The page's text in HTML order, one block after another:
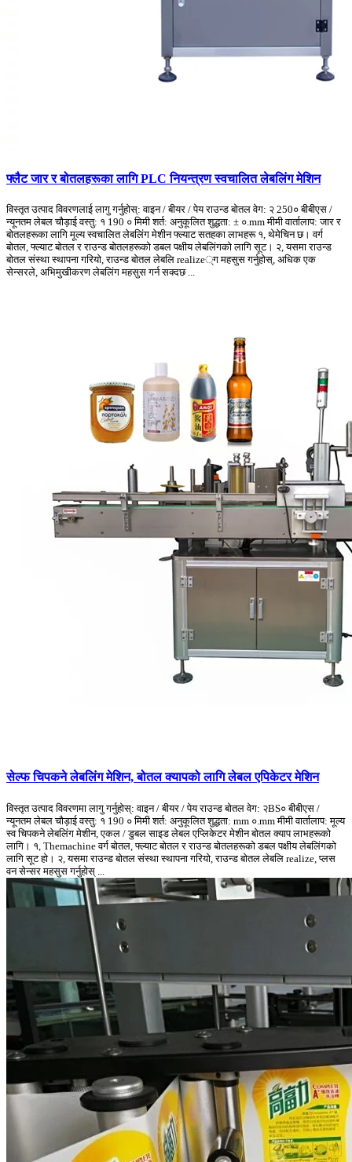
फ्लैट जार र बोतलहरूका लागि PLC नियन्त्रण स्वचालित लेबलिंग मेशिन
विस्तृत उत्पाद विवरणलाई लागु गर्नुहोस्: वाइन / बीयर / पेय राउन्ड बोतल वेग: २ 250० बीबीएस /
न्यूनतम लेबल चौड़ाई वस्तु: १ 190 ० मिमी शर्त: अनुकूलित शुद्धता: ± ०.mm मीमी वार्तालाप: जार र
बोतलहरूका लागि मूल्य स्वचालित लेबलिंग मेशीन फ्ल्याट सतहका लाभहरू १, थेमेचिन छ। वर्ग
बोतल, फ्ल्याट बोतल र राउन्ड बोतलहरूको डबल पक्षीय लेबलिंगको लागि सूट। २, यसमा राउन्ड
बोतल संस्था स्थापना गरियो, राउन्ड बोतल लेबलि realize्ग महसुस गर्नुहोस्, अधिक एक
सेन्सरले, अभिमुखीकरण लेबलिंग महसुस गर्न सक्दछ ...
सेल्फ चिपकने लेबलिंग मेशिन, बोतल क्यापको लागि लेबल एपिकेटर मेशिन
विस्तृत उत्पाद विवरणमा लागु गर्नुहोस्: वाइन / बीयर / पेय राउन्ड बोतल वेग: २BS० बीबीएस /
न्यूनतम लेबल चौड़ाई वस्तु: १ 190 ० मिमी शर्त: अनुकूलित शुद्धता: mm ०.mm मीमी वार्तालाप: मूल्य
स्व चिपकने लेबलिंग मेशीन, एकल / डुबल साइड लेबल एप्लिकेटर मेशीन बोतल क्याप लाभहरूको
लागि। १, Themachine वर्ग बोतल, फ्ल्याट बोतल र राउन्ड बोतलहरूको डबल पक्षीय लेबलिंगको
लागि सूट हो। २, यसमा राउन्ड बोतल संस्था स्थापना गरियो, राउन्ड बोतल लेबलि realize, प्लस
वन सेन्सर महसुस गर्नुहोस् ...